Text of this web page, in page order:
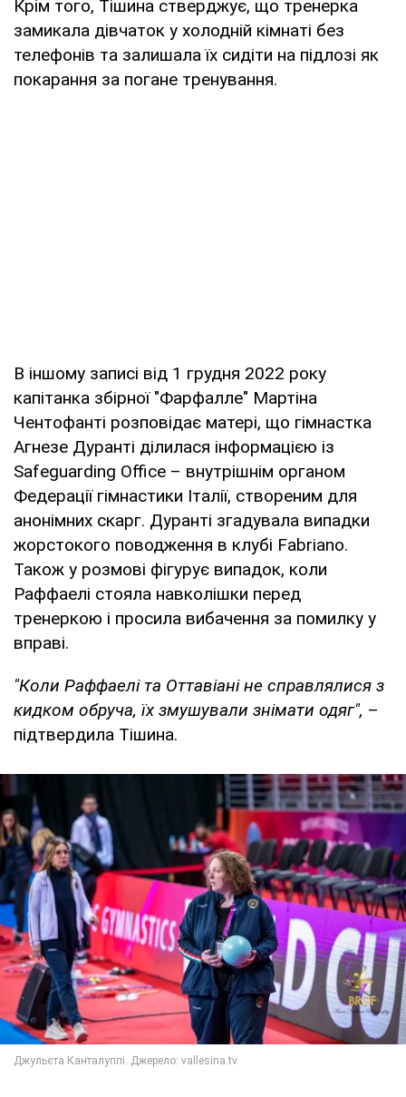
Крім того, Тішина стверджує, що тренерка
замикала дівчаток у холодній кімнаті без
телефонів та залишала їх сидіти на підлозі як
покарання за погане тренування.
В іншому записі від 1 грудня 2022 року
капітанка збірної "Фарфалле" Мартіна
Чентофанті розповідає матері, що гімнастка
Агнезе Дуранті ділилася інформацією із
Safeguarding Office – внутрішнім органом
Федерації гімнастики Італії, створеним для
анонімних скарг. Дуранті згадувала випадки
жорстокого поводження в клубі Fabriano.
Також у розмові фігурує випадок, коли
Раффаелі стояла навколішки перед
тренеркою і просила вибачення за помилку у
вправі.
"Коли Раффаелі та Оттавіані не справлялися з
кидком обруча, їх змушували знімати одяг", –
підтвердила Тішина.